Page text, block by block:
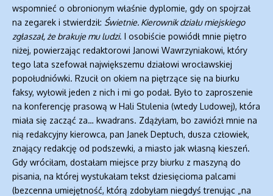
wspomnieć o obronionym właśnie dyplomie, gdy on spojrzał
na zegarek i stwierdził: Świetnie. Kierownik działu miejskiego
zgłaszał, że brakuje mu ludzi. I osobiście powiódł mnie piętro
niżej, powierzając redaktorowi Janowi Wawrzyniakowi, który
tego lata szefował największemu działowi wrocławskiej
popołudniówki. Rzucił on okiem na piętrzące się na biurku
faksy, wyłowił jeden z nich i mi go podał. Było to zaproszenie
na konferencję prasową w Hali Stulenia (wtedy Ludowej), która
miała się zacząć za… kwadrans. Zdążyłam, bo zawiózł mnie na
nią redakcyjny kierowca, pan Janek Deptuch, dusza człowiek,
znający redakcję od podszewki, a miasto jak własną kieszeń.
Gdy wróciłam, dostałam miejsce przy biurku z maszyną do
pisania, na której wystukałam tekst dziesięcioma palcami
(bezcenna umiejętność, którą zdobyłam niegdyś trenując „na